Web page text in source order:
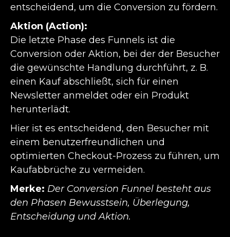
entscheidend, um die Conversion zu fördern.
Aktion (Action):
Die letzte Phase des Funnels ist die
Conversion oder Aktion, bei der der Besucher
die gewünschte Handlung durchführt, z. B.
einen Kauf abschließt, sich für einen
Newsletter anmeldet oder ein Produkt
herunterlädt.
Hier ist es entscheidend, den Besucher mit
einem benutzerfreundlichen und
optimierten Checkout-Prozess zu führen, um
Kaufabbrüche zu vermeiden.
Merke: Der Conversion Funnel besteht aus
den Phasen Bewusstsein, Überlegung,
Entscheidung und Aktion.